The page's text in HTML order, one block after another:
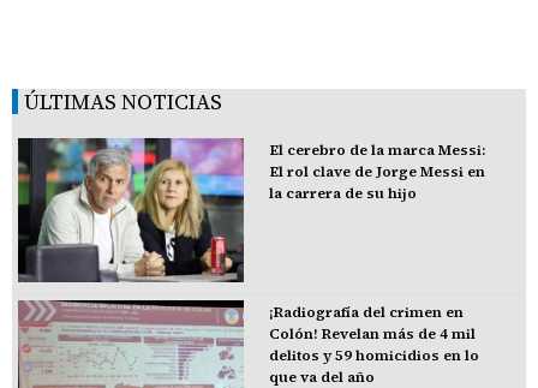
ÚLTIMAS NOTICIAS
El cerebro de la marca Messi:
El rol clave de Jorge Messi en
la carrera de su hijo
¡Radiografía del crimen en
Colón! Revelan más de 4 mil
delitos y 59 homicidios en lo
que va del año